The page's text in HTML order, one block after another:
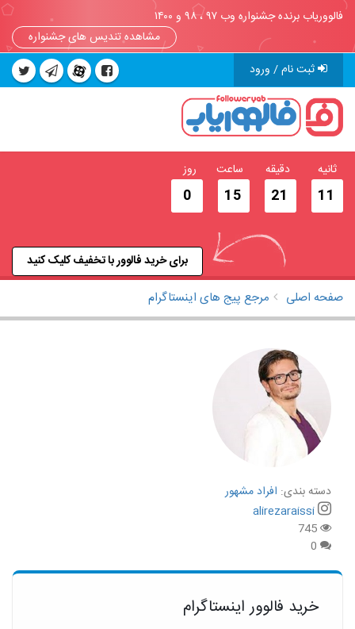
فالووریاب برنده جشنواره وب ۹۷ ، ۹۸ و ۱۴۰۰
مشاهده تندیس های جشنواره
ثبت نام / ورود
10
ثانیه
21
دقیقه
15
ساعت
0
روز
برای خرید فالوور با تخفیف کلیک کنید
صفحه اصلی مرجع پیج های اینستاگرام
دسته بندی: افراد مشهور
alirezaraissi
خرید فالوور اینستاگرام